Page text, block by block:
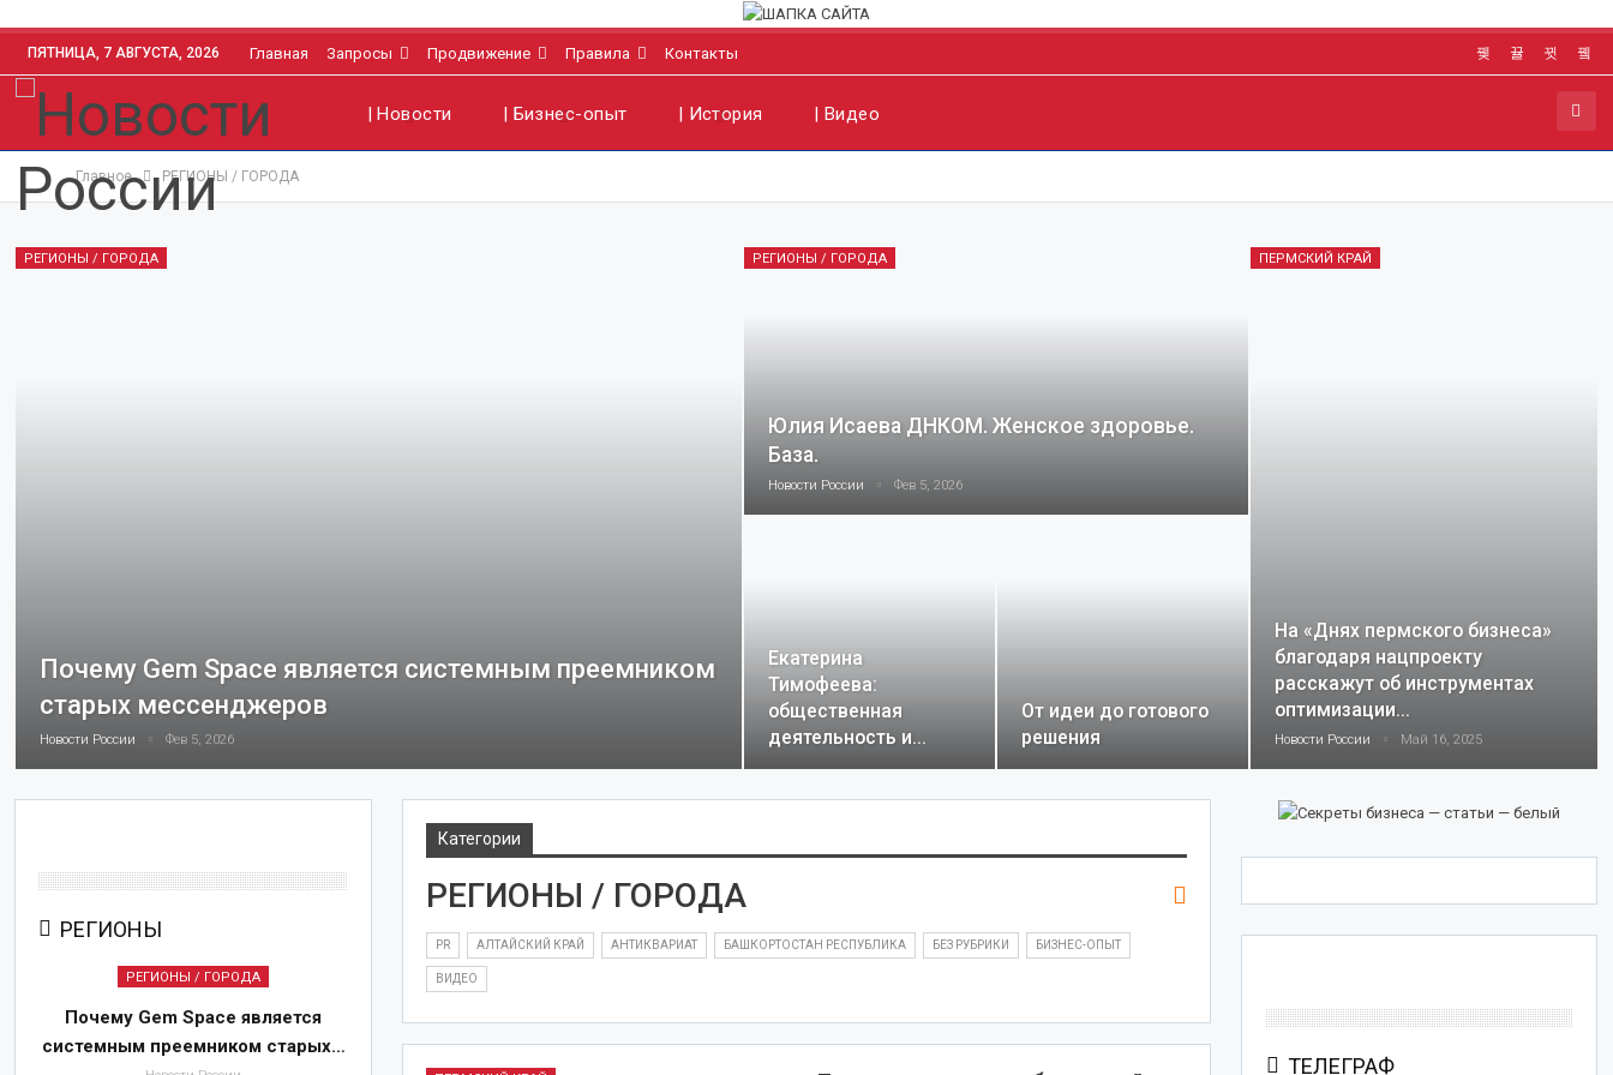
ПЯТНИЦА, 7 АВГУСТА, 2026 Главная Запросы Продвижение Правила Контакты
| Новости | Бизнес-опыт | История | Видео
Главное РЕГИОНЫ / ГОРОДА
РЕГИОНЫ / ГОРОДА
Почему Gem Space является системным преемником
старых мессенджеров
Новости России Фев 5, 2026
РЕГИОНЫ / ГОРОДА
Юлия Исаева ДНКОМ. Женское здоровье.
База.
Новости России Фев 5, 2026
Екатерина
Тимофеева:
общественная
деятельность и…
От идеи до готового
решения
ПЕРМСКИЙ КРАЙ
На «Днях пермского бизнеса»
благодаря нацпроекту
расскажут об инструментах
оптимизации…
Новости России Май 16, 2025
Категории
РЕГИОНЫ / ГОРОДА
PR АЛТАЙСКИЙ КРАЙ АНТИКВАРИАТ БАШКОРТОСТАН РЕСПУБЛИКА БЕЗ РУБРИКИ БИЗНЕС-ОПЫТ
ВИДЕО
ТЕЛЕГРАФ
РЕГИОНЫ
РЕГИОНЫ / ГОРОДА
Почему Gem Space является
системным преемником старых…